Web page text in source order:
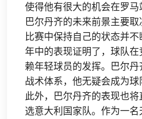
使得他有很大的机会在罗马
巴尔丹齐的未来前景主要
比赛中保持自己的状态并
年中的表现证明了，球队
赖年轻球员的发挥。巴尔
战术体系，他无疑会成为球
此外，巴尔丹齐的表现也
选意大利国家队。作为一名